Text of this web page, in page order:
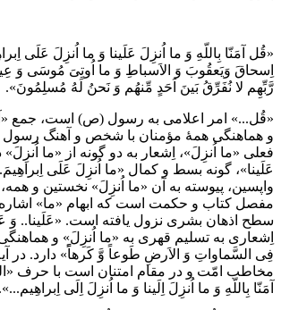
«قُل آمَنّا بِاللّهِ وَ ما اُنزِلَ عَلَينا وَ ما اُنزِلَ عَلَى
اِسحاقَ وَيَعقُوبَ وَ الاَسباطِ وَ ما اُوتِىَ مُوسَى وَ
رَّبِّهِم لا نُفَرِّقُ بَينَ اَحَدٍ مِّنهُم وَ نَحنُ لَهُ مُسلِمُونَ».
«قُل...» امر اعلامى به رسول (ص) است، جمع
و هماهنگى همۀ مؤمنان با شخص و آهنگ رسول
فعلى «ما اُنزِلَ»، اِشعار به دو گونه از «ما اُنزِلَ»
عَلَينا»، گونه بسط و كمال «ما اُنزِلَ عَلَى
واپسين، پيوسته به آن «ما اُنزِلَ» نخستين و
مفصل كتاب و حكمت است كه ابهام «ما» اشاره
سطح اذهان بشرى نزول يافته است. «عَلَينا.. وَ
اِشعارى به تسليم قهرى به «ما اُنزِلَ» و
مخاطب امّت و در مقام امتنان است با حرف
آمَنّا بِاللّهِ وَ ما اُنزِلَ اِلَينا وَ ما اُنزِلَ اِلَى اِبراهِيم...».